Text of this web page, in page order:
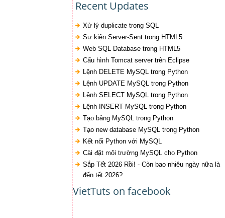
Recent Updates
Xử lý duplicate trong SQL
Sự kiện Server-Sent trong HTML5
Web SQL Database trong HTML5
Cấu hình Tomcat server trên Eclipse
Lệnh DELETE MySQL trong Python
Lệnh UPDATE MySQL trong Python
Lệnh SELECT MySQL trong Python
Lệnh INSERT MySQL trong Python
Tạo bảng MySQL trong Python
Tạo new database MySQL trong Python
Kết nối Python với MySQL
Cài đặt môi trường MySQL cho Python
Sắp Tết 2026 Rồi! - Còn bao nhiêu ngày nữa là
đến tết 2026?
VietTuts on facebook